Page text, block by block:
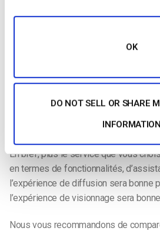
OK
DO NOT SELL OR SHARE
INFORMATION
à distance pour toucher un
qui utilise unréseau mondial de
qualité de streaming incroyable.
téléspectateurs dans desendroits
En bref, plus le service que vous
en termes de fonctionnalités,
l’expérience de diffusion sera bonne
l’expérience de visionnage sera
Nous vous recommandons de